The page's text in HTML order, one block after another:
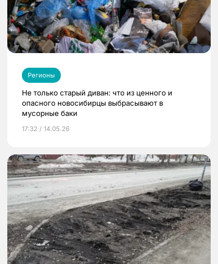
Регионы
Не только старый диван: что из ценного и
опасного новосибирцы выбрасывают в
мусорные баки
17:32 / 14.05.26